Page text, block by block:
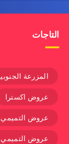
التاجات
المزرعة
عروض اكسترا
عروض التميمي
عروض التميمي